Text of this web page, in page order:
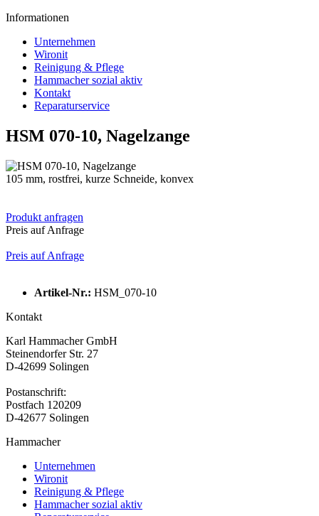
Informationen
Unternehmen
Wironit
Reinigung & Pflege
Hammacher sozial aktiv
Kontakt
Reparaturservice
HSM 070-10, Nagelzange
105 mm, rostfrei, kurze Schneide, konvex
Produkt anfragen
Preis auf Anfrage
Preis auf Anfrage
Artikel-Nr.: HSM_070-10
Kontakt
Karl Hammacher GmbH
Steinendorfer Str. 27
D-42699 Solingen
Postanschrift:
Postfach 120209
D-42677 Solingen
Hammacher
Unternehmen
Wironit
Reinigung & Pflege
Hammacher sozial aktiv